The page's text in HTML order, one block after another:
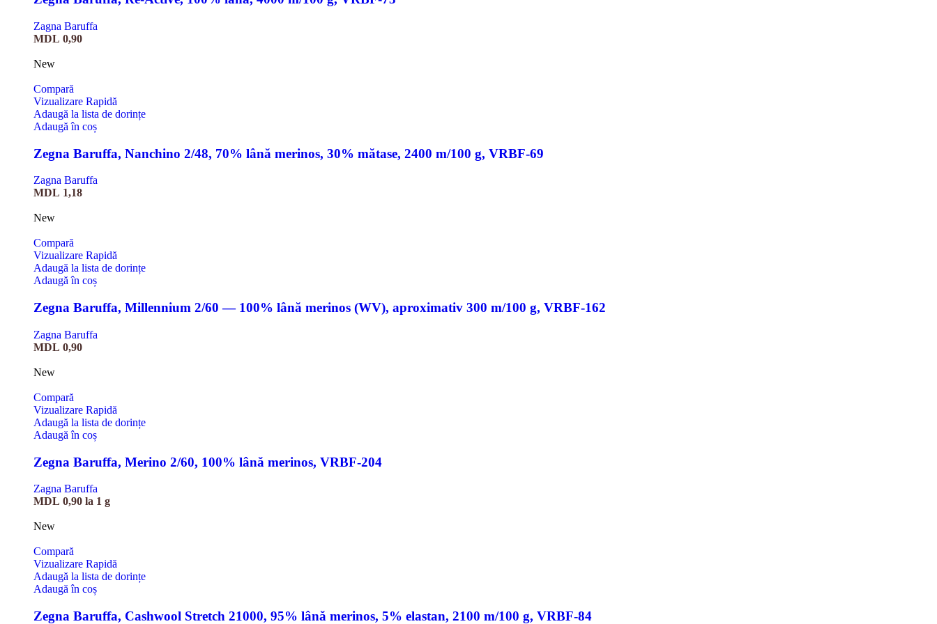
Zagna Baruffa
MDL 0,90
New
Compară
Vizualizare Rapidă
Adaugă la lista de dorințe
Adaugă în coș
Zegna Baruffa, Nanchino 2/48, 70% lână merinos, 30% mătase, 2400 m/100 g, VRBF-69
Zagna Baruffa
MDL 1,18
New
Compară
Vizualizare Rapidă
Adaugă la lista de dorințe
Adaugă în coș
Zegna Baruffa, Millennium 2/60 — 100% lână merinos (WV), aproximativ 300 m/100 g, VRBF-162
Zagna Baruffa
MDL 0,90
New
Compară
Vizualizare Rapidă
Adaugă la lista de dorințe
Adaugă în coș
Zegna Baruffa, Merino 2/60, 100% lână merinos, VRBF-204
Zagna Baruffa
MDL 0,90 la 1 g
New
Compară
Vizualizare Rapidă
Adaugă la lista de dorințe
Adaugă în coș
Zegna Baruffa, Cashwool Stretch 21000, 95% lână merinos, 5% elastan, 2100 m/100 g, VRBF-84